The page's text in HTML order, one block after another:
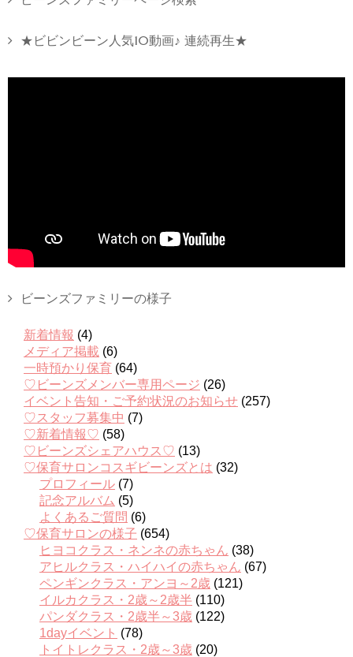
★ビビンビーン人気10動画♪ 連続再生★
ビーンズファミリーの様子
新着情報 (4)
メディア掲載 (6)
一時預かり保育 (64)
♡ビーンズメンバー専用ページ (26)
イベント告知・ご予約状況のお知らせ (257)
♡スタッフ募集中 (7)
♡新着情報♡ (58)
♡ビーンズシェアハウス♡ (13)
♡保育サロンコスギビーンズとは (32)
プロフィール (7)
記念アルバム (5)
よくあるご質問 (6)
♡保育サロンの様子 (654)
ヒヨコクラス・ネンネの赤ちゃん (38)
アヒルクラス・ハイハイの赤ちゃん (67)
ペンギンクラス・アンヨ～2歳 (121)
イルカクラス・2歳～2歳半 (110)
パンダクラス・2歳半～3歳 (122)
1dayイベント (78)
トイトレクラス・2歳～3歳 (20)